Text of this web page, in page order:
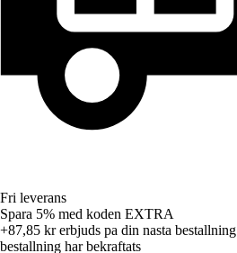
Fri leverans
Spara 5% med koden EXTRA
+87,85 krerbjuds pa din nasta bestallning
bestallning har bekraftats